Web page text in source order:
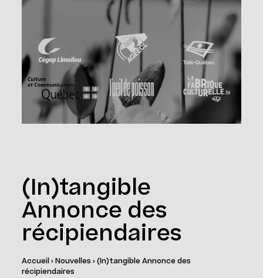
(In)tangible
Annonce des
récipiendaires
Accueil›Nouvelles ›(In)tangible Annonce des
récipiendaires